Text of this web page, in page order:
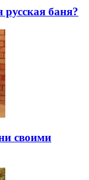
баня?
своими